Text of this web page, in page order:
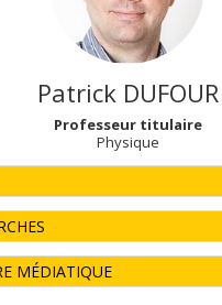
Patrick DUFOUR
Professeur titulaire
Physique
MÉDIATIQUE